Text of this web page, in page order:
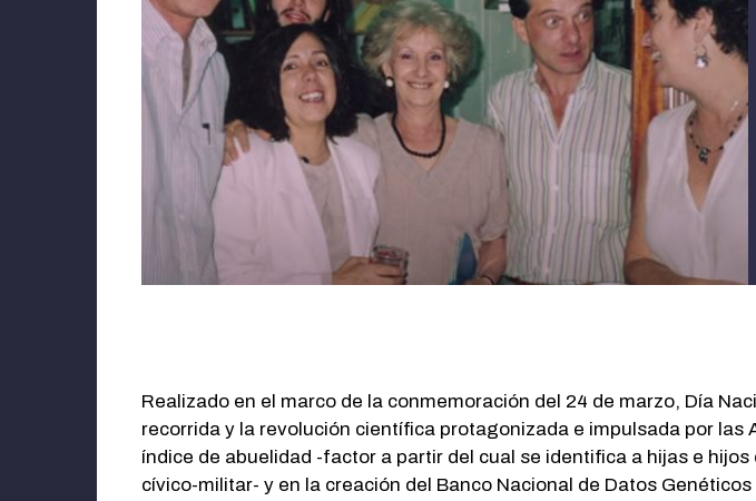
Realizado en el marco de la conmemoración del 24 de marzo, Día
recorrida y la revolución científica protagonizada e impulsada por
índice de abuelidad -factor a partir del cual se identifica a hijas e
cívico-militar- y en la creación del Banco Nacional de Datos